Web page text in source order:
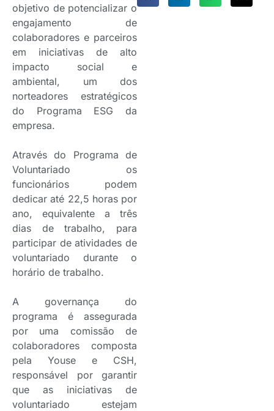
objetivo de potencializar o
engajamento de
colaboradores e parceiros
em iniciativas de alto
impacto social e
ambiental, um dos
norteadores estratégicos
do Programa ESG da
empresa.
Através do Programa de
Voluntariado os
funcionários podem
dedicar até 22,5 horas por
ano, equivalente a três
dias de trabalho, para
participar de atividades de
voluntariado durante o
horário de trabalho.
A governança do
programa é assegurada
por uma comissão de
colaboradores composta
pela Youse e CSH,
responsável por garantir
que as iniciativas de
voluntariado estejam